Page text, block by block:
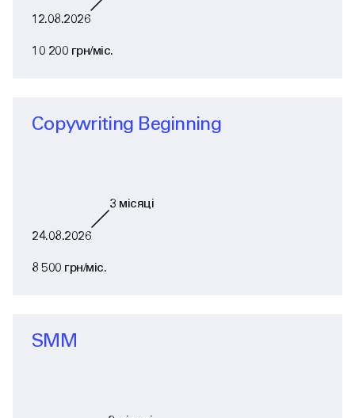
12.08.2026
10 200 грн/міс.
Copywriting Beginning
24.08.2026
3 місяці
8 500 грн/міс.
SMM